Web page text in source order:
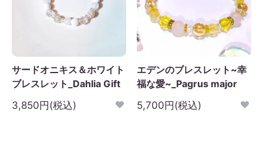
サードオニキス＆ホワイト
ブレスレット_Dahlia Gift
3,850円(税込)
エデンのブレスレット~幸
福な愛~_Pagrus major
5,700円(税込)